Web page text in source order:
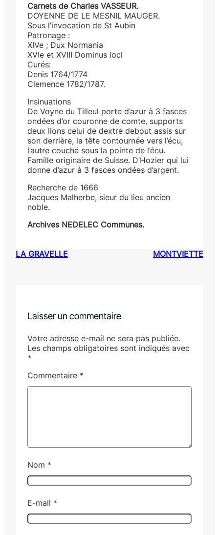
Carnets de Charles VASSEUR.
DOYENNE DE LE MESNIL MAUGER.
Sous l’invocation de St Aubin
Patronage :
XIVe ; Dux Normania
XVIe et XVIII Dominus loci
Curés:
Denis 1764/1774
Clemence 1782/1787.
Insinuations
De Voyne du Tilleul porte d’azur à 3 fasces
ondées d’or couronne de comte, supports
deux lions celui de dextre debout assis sur
son derrière, la tête contournée vers l’écu,
l’autre couché sous la pointe de l’écu.
Famille originaire de Suisse. D’Hozier qui lui
donne d’azur à 3 fasces ondées d’argent.
Recherche de 1666
Jacques Malherbe, sieur du lieu ancien
noble.
Archives NEDELEC Communes.
LA GRAVELLE MONTVIETTE
Laisser un commentaire
Votre adresse e-mail ne sera pas publiée.
Les champs obligatoires sont indiqués avec
*
Commentaire *
Nom *
E-mail *